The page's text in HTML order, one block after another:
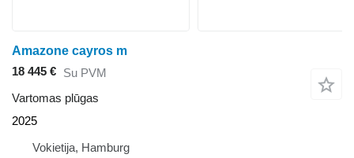
Amazone cayros m
18 445 € Su PVM
Vartomas plūgas
2025
Vokietija, Hamburg